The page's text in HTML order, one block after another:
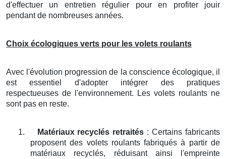
d'effectuer un entretien régulier pour en profiter jouir
pendant de nombreuses années.
Choix écologiques verts pour les volets roulants
Avec l'évolution progression de la conscience écologique, il
est essentiel d'adopter intégrer des pratiques
respectueuses de l'environnement. Les volets roulants ne
sont pas en reste.
1. Matériaux recyclés retraités : Certains fabricants
proposent des volets roulants fabriqués à partir de
matériaux recyclés, réduisant ainsi l'empreinte